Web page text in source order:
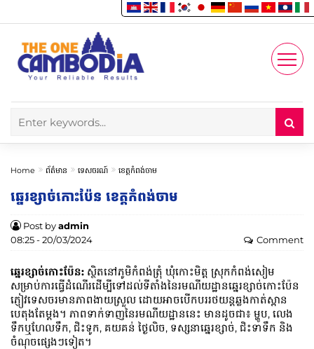
Account
Enjoy
Home ព័ត៌មាន ទេសចរណ៍ ខេត្តកំពង់ចាម
ឆ្នេរខ្សាច់កោះប៉ែន ខេត្តកំពង់ចាម
Post byadmin
08:25 - 20/03/2024
Comment
ឆ្នេរខ្សាច់កោះប៉ែន: ស្ថិតនៅ​ភូមិកំពង់ត្រុំ ឃុំកោះមិត្ត ស្រុកកំពង់សៀម
សម្រាប់ការធ្វើដំណើរដើម្បីទៅដល់ទីតាំងនៃរមណីយដ្ឋានឆ្នេរខ្សាច់កោះប៉ែន
ភ្ញៀវទេសចរមានភាពងាយស្រួល ដោយអាចបើក​បររថយន្ត​ឆ្លងកាត់​ស្ពាន
បេតុងតែម្តង។ ភាពទាក់ទាញ​នៃរមណីយដ្ឋាននេះ ​មាន​ដូចជា៖ ម្ហូប, លេង
ទឹកឬហែលទឹក, ជិះទូក, គយគន់ ថ្ងៃលិច, ទស្សនាឆ្នេរខ្សាច់, ជិះទាទឹក និង
ចំណុចផ្សេងៗទៀត។